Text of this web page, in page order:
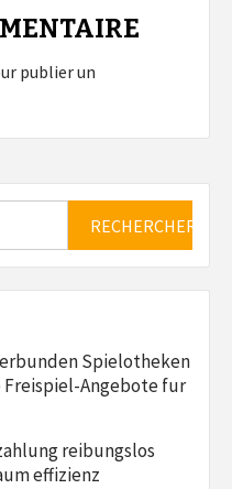
publier un
Spielotheken
Angebote fur
reibungslos
effizienz